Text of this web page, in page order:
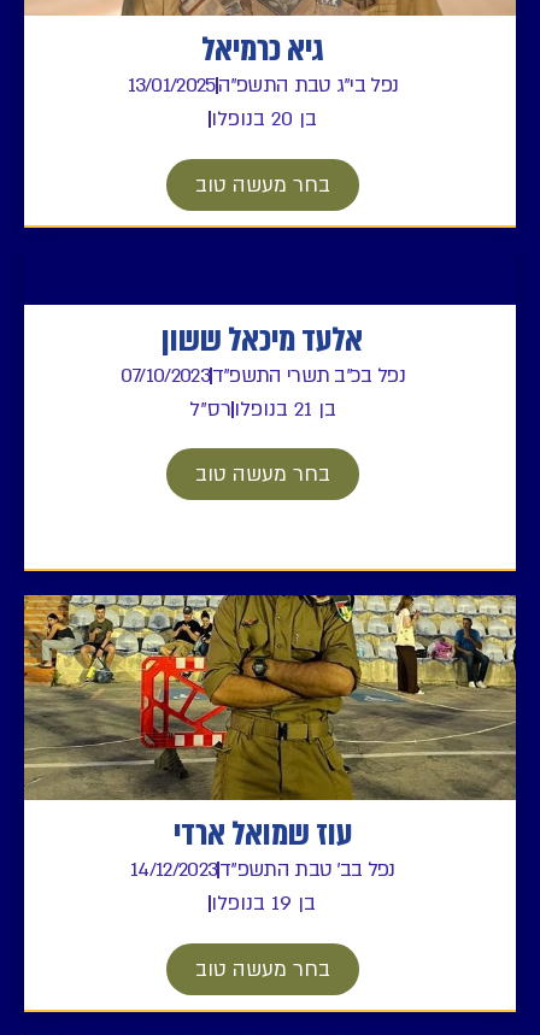
גיא כרמיאל
נפל בי"ג טבת התשפ"ה13/01/2025
בן 20 בנופלו
בחר מעשה טוב
אלעד מיכאל ששון
נפל בכ"ב תשרי התשפ"ד07/10/2023
בן 21 בנופלו
רס"ל
בחר מעשה טוב
עוז שמואל ארדי
נפל בב' טבת התשפ"ד14/12/2023
בן 19 בנופלו
בחר מעשה טוב